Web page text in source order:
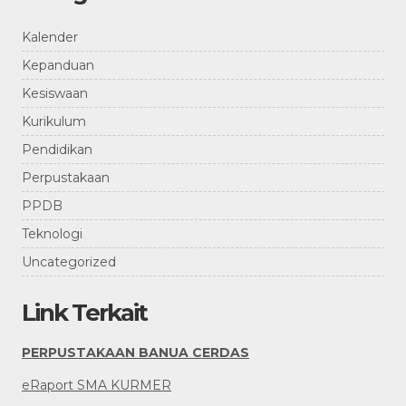
Kalender
Kepanduan
Kesiswaan
Kurikulum
Pendidikan
Perpustakaan
PPDB
Teknologi
Uncategorized
Link Terkait
PERPUSTAKAAN BANUA CERDAS
eRaport SMA KURMER